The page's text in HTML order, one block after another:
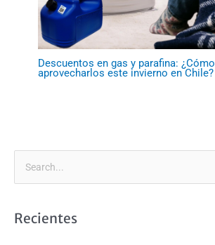
Descuentos en gas y parafina: ¿Cómo
aprovecharlos este invierno en Chile?
cRecientes